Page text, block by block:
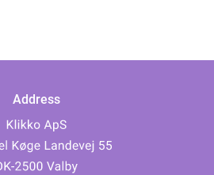
Address